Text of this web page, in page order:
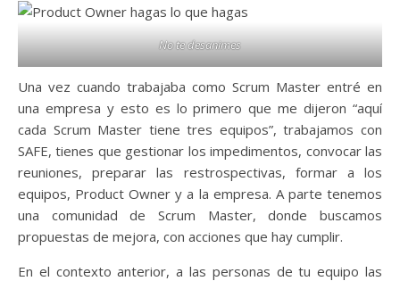
No te desanimes
Una vez cuando trabajaba como Scrum Master entré en
una empresa y esto es lo primero que me dijeron “aquí
cada Scrum Master tiene tres equipos”, trabajamos con
SAFE, tienes que gestionar los impedimentos, convocar las
reuniones, preparar las restrospectivas, formar a los
equipos, Product Owner y a la empresa. A parte tenemos
una comunidad de Scrum Master, donde buscamos
propuestas de mejora, con acciones que hay cumplir.
En el contexto anterior, a las personas de tu equipo las